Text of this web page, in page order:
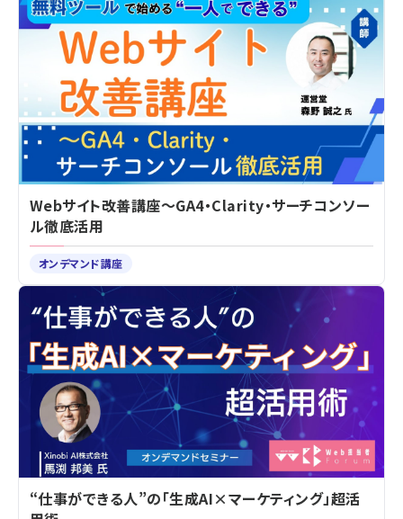
Webサイト改善講座～GA4・Clarity・サーチコンソー
ル徹底活用
オンデマンド講座
“仕事ができる人”の「生成AI×マーケティング」超活